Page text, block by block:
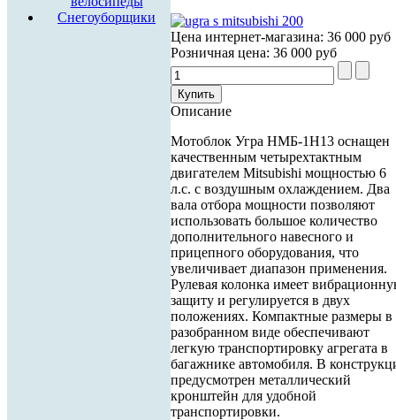
Снегоуборщики
Цена интернет-магазина: 36 000 руб
Розничная цена: 36 000 руб
Описание
Мотоблок Угра НМБ-1Н13 оснащен
качественным четырехтактным
двигателем Mitsubishi мощностью 6
л.с. с воздушным охлаждением. Два
вала отбора мощности позволяют
использовать большое количество
дополнительного навесного и
прицепного оборудования, что
увеличивает диапазон применения.
Рулевая колонка имеет
защиту и регулируется в двух
положениях. Компактные размеры в
разобранном виде обеспечивают
легкую транспортировку агрегата в
багажнике автомобиля. В
предусмотрен металлический
кронштейн для удобной
транспортировки.